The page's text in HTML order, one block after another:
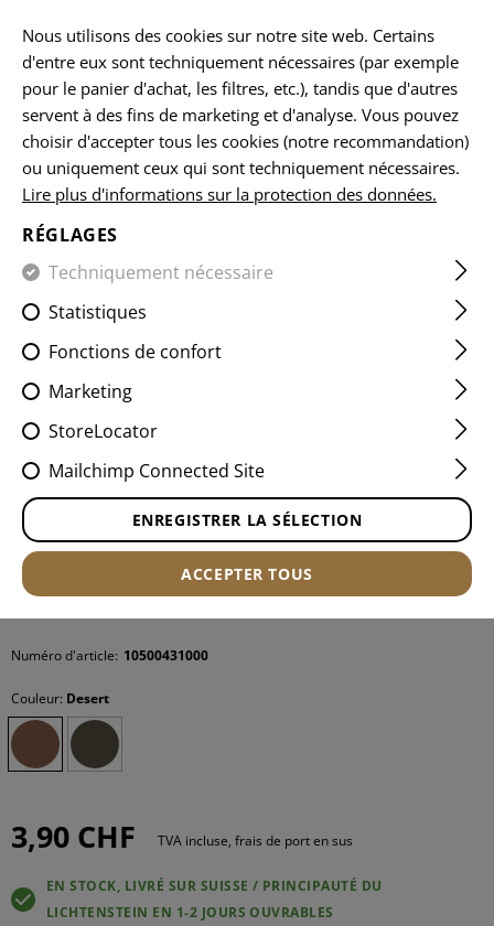
ACCUEIL EQUIPEMENTS LES ÉCUSSONS CLASSIQUES
AB NEG BLOODGROUP PATCH
Numéro d'article: 10500431000
Couleur: Desert
3,90 CHF TVA incluse, frais de port en sus
EN STOCK, LIVRÉ SUR SUISSE / PRINCIPAUTÉ DU
LICHTENSTEIN EN 1-2 JOURS OUVRABLES
Nous utilisons des cookies sur notre site web. Certains
d'entre eux sont techniquement nécessaires (par exemple
pour le panier d'achat, les filtres, etc.), tandis que d'autres
servent à des fins de marketing et d'analyse. Vous pouvez
choisir d'accepter tous les cookies (notre recommandation)
ou uniquement ceux qui sont techniquement nécessaires.
Lire plus d'informations sur la protection des données.
RÉGLAGES
Techniquement nécessaire
Statistiques
Fonctions de confort
Marketing
StoreLocator
Mailchimp Connected Site
ENREGISTRER LA SÉLECTION
ACCEPTER TOUS